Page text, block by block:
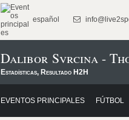
español
Dalibor Svrcina -
Estadísticas, Resultado H2H
EVENTOS PRINCIPALES FÚTBOL